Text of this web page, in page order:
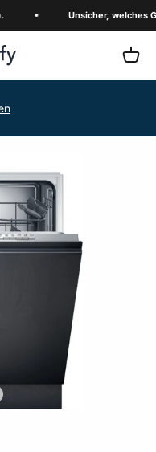
Unsicher, welches
Element 1
Element 2
Element 3
zu Element 4
zu Element 5
zu Element 6